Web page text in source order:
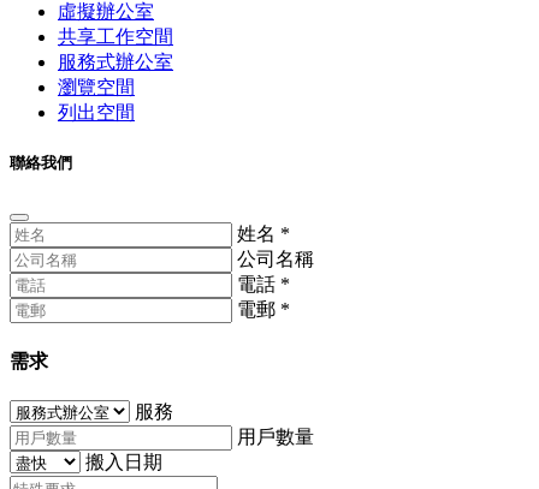
虛擬辦公室
共享工作空間
服務式辦公室
瀏覽空間
列出空間
聯絡我們
姓名 *
公司名稱
電話 *
電郵 *
需求
服務
用戶數量
搬入日期